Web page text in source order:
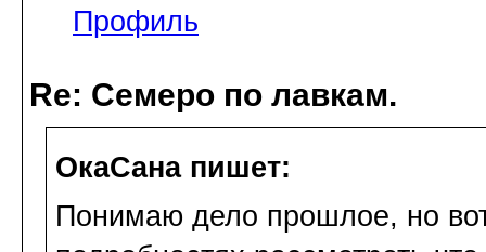
Профиль
Re: Семеро по лавкам.
ОкаСана пишет:
Понимаю дело прошлое, но